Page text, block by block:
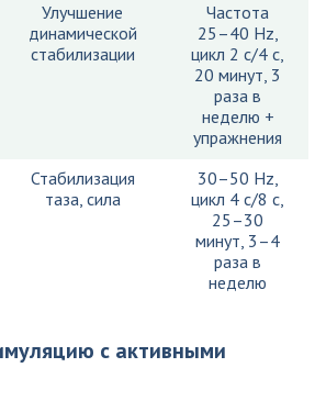
Улучшение
динамической
стабилизации
Частота
25–40 Hz,
цикл 2 с/4 с,
20 минут, 3
раза в
неделю +
упражнения
Стабилизация
таза, сила
30–50 Hz,
цикл 4 с/8 с,
25–30
минут, 3–4
раза в
неделю
с активными